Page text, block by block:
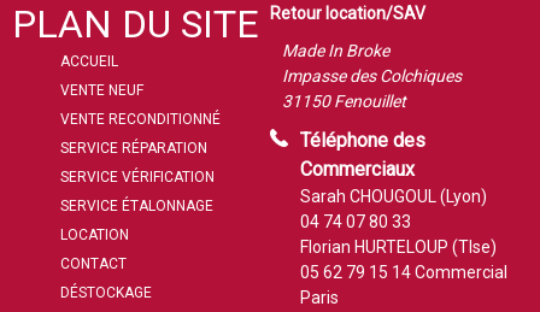
PLAN DU SITE
ACCUEIL
VENTE NEUF
VENTE RECONDITIONNÉ
SERVICE RÉPARATION
SERVICE VÉRIFICATION
SERVICE ÉTALONNAGE
LOCATION
CONTACT
DÉSTOCKAGE
Retour location/SAV
Made In Broke
Impasse des Colchiques
31150 Fenouillet
Téléphone des
Commerciaux
Sarah CHOUGOUL (Lyon)
04 74 07 80 33
Florian HURTELOUP (Tlse)
05 62 79 15 14Commercial
Paris